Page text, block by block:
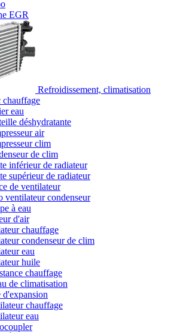
EGR
Refroidissement, climatisation
chauffage
eau
déshydratante
air
clim
de clim
inférieur de radiateur
supérieur de radiateur
de ventilateur
ventilateur condenseur
à eau
d'air
chauffage
condenseur de clim
eau
huile
chauffage
de climatisation
d'expansion
chauffage
eau